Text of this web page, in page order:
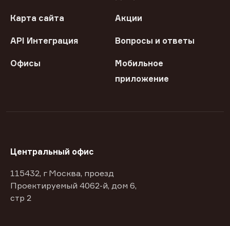
Карта сайта Акции
API Интеграция Вопросы и ответы
Офисы
Мобильное
приложение
Центральный офис
115432, г Москва, проезд
Проектируемый 4062-й, дом 6,
стр 2